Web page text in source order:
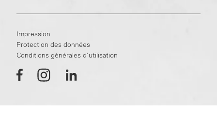
Impression
Protection des données
Conditions générales d’utilisation